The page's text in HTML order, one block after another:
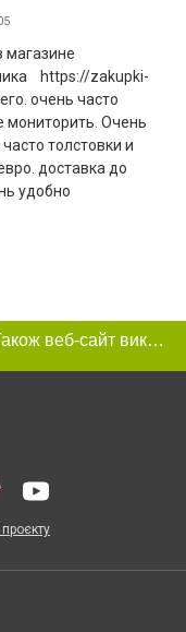
магазине
https://zakupki-
очень часто
мониторить. Очень
толстовки и
доставка до
удобно
Цей сайт використовує «cookies». Також веб-сайт використовує інтернет-сервіс для збору технічних даних стосовно відвідувачів з метою отримання маркетингової та статистичної інформації. Умови обробки даних відвідувачів сайту див.